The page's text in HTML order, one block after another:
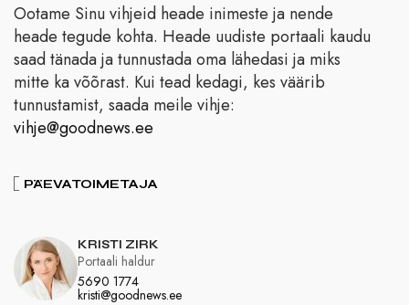
Ootame Sinu vihjeid heade inimeste ja nende
heade tegude kohta. Heade uudiste portaali kaudu
saad tänada ja tunnustada oma lähedasi ja miks
mitte ka võõrast. Kui tead kedagi, kes väärib
tunnustamist, saada meile vihje:
vihje@goodnews.ee
PÄEVATOIMETAJA
KRISTI ZIRK
5690 1774
kristi@goodnews.ee
Portaali haldur